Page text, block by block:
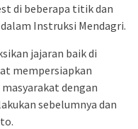
di beberapa titik dan
Instruksi Mendagri.
jajaran baik di
mempersiapkan
dengan
sebelumnya dan